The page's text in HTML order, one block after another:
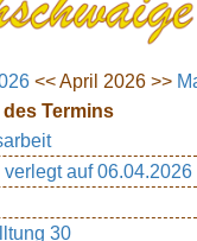
<< April 2026 >>
des Termins
auf 06.04.2026
30